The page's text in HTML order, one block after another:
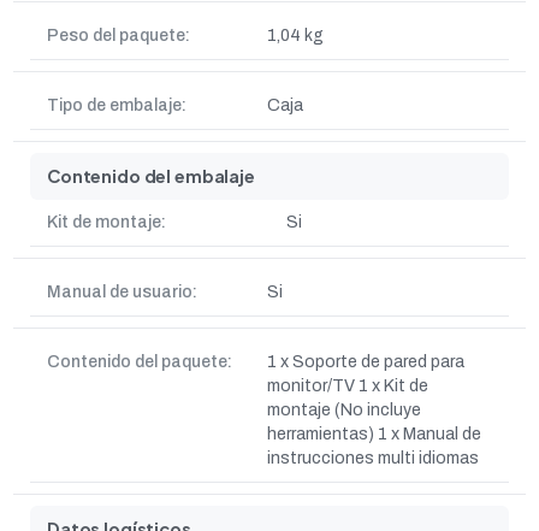
Peso del paquete: 1,04 kg
Tipo de embalaje: Caja
Contenido del embalaje
Kit de montaje: Si
Manual de usuario: Si
Contenido del paquete:
1 x Soporte de pared para
monitor/TV 1 x Kit de
montaje (No incluye
herramientas) 1 x Manual de
instrucciones multi idiomas